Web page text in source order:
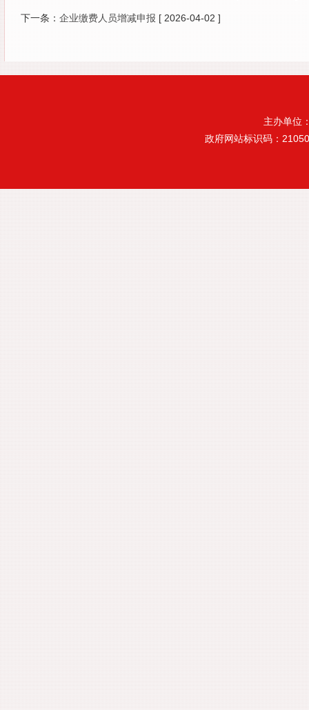
下一条： 企业缴费人员增减申报 [ 2026-04-02 ]
主办单位
政府网站标识码：